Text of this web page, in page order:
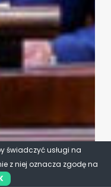
świadczyć usługi na
z niej oznacza zgodę na